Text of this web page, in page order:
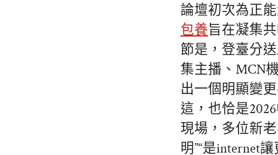
論壇初次為正
包養旨在凝集
節是，登臺分
集主播、MCN
出一個明顯變
這，也恰是
現場，多位新
明”“是internet